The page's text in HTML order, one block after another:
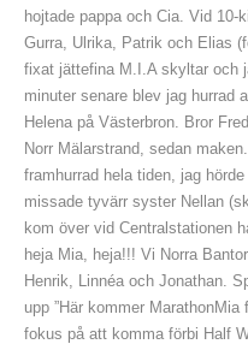
hojtade pappa och Cia. Vid
Gurra, Ulrika, Patrik och Elias
fixat jättefina M.I.A skyltar och
minuter senare blev jag hurrad
Helena på Västerbron. Bror
Norr Mälarstrand, sedan
framhurrad hela tiden, jag
missade tyvärr syster Nellan
kom över vid Centralstationen
heja Mia, heja!!! Vi Norra
Henrik, Linnéa och Jonathan.
upp ”Här kommer
fokus på att komma förbi Half